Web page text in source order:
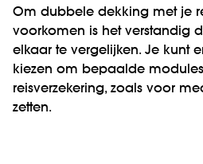
Om dubbele dekking met je
voorkomen is het verstandig
elkaar te vergelijken. Je kunt
kiezen om bepaalde
reisverzekering, zoals voor
zetten.